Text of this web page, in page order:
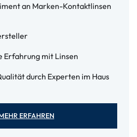
an Marken-Kontaktlinsen
Erfahrung mit Linsen
durch Experten im Haus
ERFAHREN